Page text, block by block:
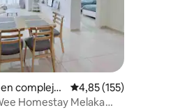
5. 109 evaluaciones
complejo
Calificación promedio:
4,85 (155)
Homestay Melaka